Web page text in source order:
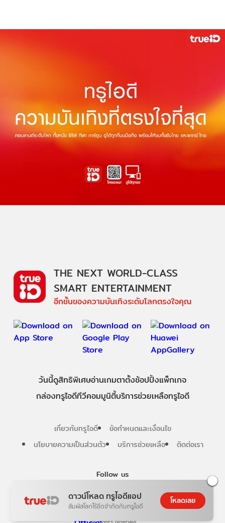
ดาวน์โหลด ทรูไอดีแอป
สัมผัสโลกไร้ขีดจำกัดกับทรูไอดี
โหลดเลย
Follow us
THE NEXT WORLD-CLASS
SMART ENTERTAINMENT
อีกขั้นของความบันเทิงระดับโลกตรงใจคุณ
วันนี้ดูสิทธิพิเศษอ่านเกมตาตั้งช้อปปิ้งแพ็กเกจ
กล่องทรูไอดีทีวีคอมมูนิตี้บริการช่วยเหลือทรูไอดี
เกี่ยวกับทรูไอดี
ข้อกำหนดและเงื่อนไข
นโยบายความเป็นส่วนตัว
บริการช่วยเหลือ ติดต่อเรา